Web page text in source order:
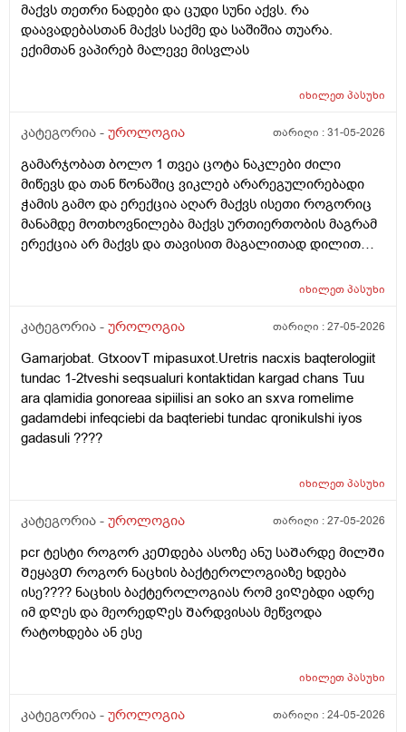
ლაგამის არეში
მაქვს თეთრი ნადები და ცუდი სუნი აქვს. რა
დაავადებასთან მაქვს საქმე და საშიშია თუარა.
ექიმთან ვაპირებ მალევე მისვლას
იხილეთპასუხი
კატეგორია - უროლოგია თარიღი :31-05-2026
გამარჯობათ ბოლო 1 თვეა ცოტა ნაკლები ძილი
მიწევს და თან წონაშიც ვიკლებ არარეგულირებადი
ჭამის გამო და ერექცია აღარ მაქვს ისეთი როგორიც
მანამდე მოთხოვნილება მაქვს ურთიერთობის მაგრამ
ერექცია არ მაქვს და თავისით მაგალითად დილით
იხილეთპასუხი
კატეგორია - უროლოგია თარიღი :27-05-2026
Gamarjobat. GtxoovT mipasuxot.Uretris nacxis baqterologiit
tundac 1-2tveshi seqsualuri kontaktidan kargad chans Tuu
ara qlamidia gonoreaa sipiilisi an soko an sxva romelime
gadamdebi infeqciebi da baqteriebi tundac qronikulshi iyos
gadasuli ????
იხილეთპასუხი
კატეგორია - უროლოგია თარიღი :27-05-2026
pcr ტესტი როგორ კეᲗდება ასოზე ანუ საᲨარდე მილᲨი
ᲨეყავᲗ როგორ ნაცხის ბაქტეროლოგიაზე ხდება
ისე???? ნაცხის ბაქტეროლოგიას რომ ვიᲦებდი ადრე
იმ დᲦეს და მეორედᲦეს Შარდვისას მეწვოდა
რატოხდება ან ესე
იხილეთპასუხი
კატეგორია - უროლოგია თარიღი :24-05-2026